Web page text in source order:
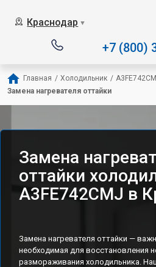
Краснодар ▼
+7 (800)
Главная / Холодильник /
Замена нагревателя оттайки
Замена
оттайки
A3FE742CMJ в
Замена нагревателя оттайки —
необходимая для восстановления
размораживания холодильника.